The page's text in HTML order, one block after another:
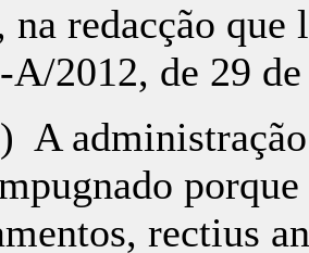
na redacção que
A/2012, de 29
administração
rectius